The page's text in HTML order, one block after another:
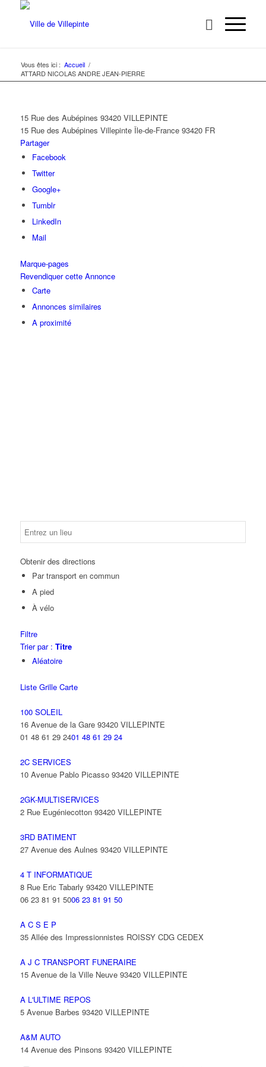
Vous êtes ici : Accueil /
ATTARD NICOLAS ANDRE JEAN-PIERRE
15 Rue des Aubépines 93420 VILLEPINTE
15 Rue des Aubépines Villepinte Île-de-France 93420 FR
Partager
Facebook
Twitter
Google+
Tumblr
LinkedIn
Mail
Marque-pages
Revendiquer cette Annonce
Carte
Annonces similaires
A proximité
Obtenir des directions
Par transport en commun
A pied
À vélo
Filtre
Trier par : Titre
Aléatoire
Liste Grille Carte
100 SOLEIL
16 Avenue de la Gare 93420 VILLEPINTE
01 48 61 29 2401 48 61 29 24
2C SERVICES
10 Avenue Pablo Picasso 93420 VILLEPINTE
2GK-MULTISERVICES
2 Rue Eugéniecotton 93420 VILLEPINTE
3RD BATIMENT
27 Avenue des Aulnes 93420 VILLEPINTE
4 T INFORMATIQUE
8 Rue Eric Tabarly 93420 VILLEPINTE
06 23 81 91 5006 23 81 91 50
A C S E P
35 Allée des Impressionnistes ROISSY CDG CEDEX
A J C TRANSPORT FUNERAIRE
15 Avenue de la Ville Neuve 93420 VILLEPINTE
A L'ULTIME REPOS
5 Avenue Barbes 93420 VILLEPINTE
A&M AUTO
14 Avenue des Pinsons 93420 VILLEPINTE